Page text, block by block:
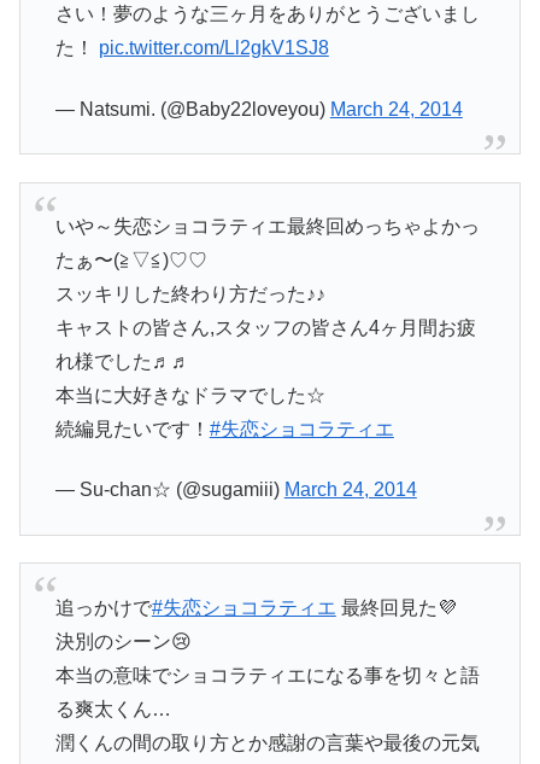
さい！夢のような三ヶ月をありがとうございまし
た！ pic.twitter.com/Ll2gkV1SJ8
— Natsumi. (@Baby22loveyou) March 24, 2014
いや～失恋ショコラティエ最終回めっちゃよかっ
たぁ〜(≧▽≦)♡♡
スッキリした終わり方だった♪♪
キャストの皆さん,スタッフの皆さん4ヶ月間お疲
れ様でした♬♬
本当に大好きなドラマでした☆
続編見たいです！ #失恋ショコラティエ
— Su-chan☆ (@sugamiii) March 24, 2014
追っかけで#失恋ショコラティエ 最終回見た💜
決別のシーン😢
本当の意味でショコラティエになる事を切々と語
る爽太くん…
潤くんの間の取り方とか感謝の言葉や最後の元気